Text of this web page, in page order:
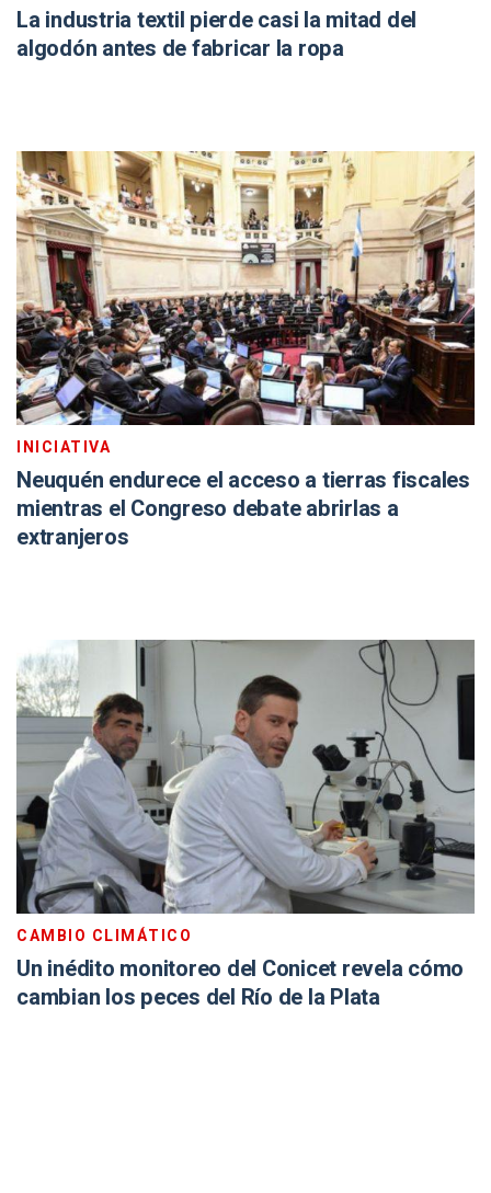
La industria textil pierde casi la mitad del
algodón antes de fabricar la ropa
INICIATIVA
Neuquén endurece el acceso a tierras fiscales
mientras el Congreso debate abrirlas a
extranjeros
CAMBIO CLIMÁTICO
Un inédito monitoreo del Conicet revela cómo
cambian los peces del Río de la Plata